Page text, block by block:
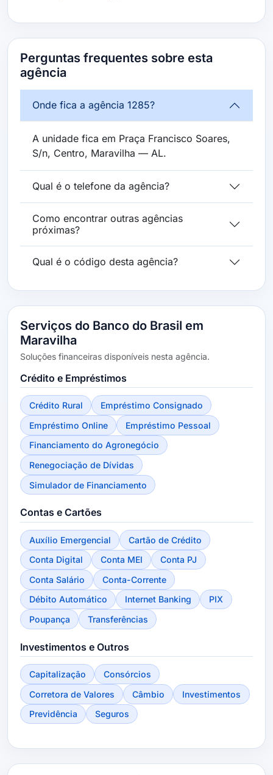
Perguntas frequentes sobre esta
agência
Onde fica a agência 1285?
A unidade fica em Praça Francisco Soares,
S/n, Centro, Maravilha — AL.
Qual é o telefone da agência?
Como encontrar outras agências
próximas?
Qual é o código desta agência?
Serviços do Banco do Brasil em
Maravilha
Soluções financeiras disponíveis nesta agência.
Crédito e Empréstimos
Crédito Rural
Empréstimo Consignado
Empréstimo Online
Empréstimo Pessoal
Financiamento do Agronegócio
Renegociação de Dívidas
Simulador de Financiamento
Contas e Cartões
Auxílio Emergencial
Cartão de Crédito
Conta Digital
Conta MEI
Conta PJ
Conta Salário
Conta-Corrente
Débito Automático
Internet Banking
PIX
Poupança
Transferências
Investimentos e Outros
Capitalização
Consórcios
Corretora de Valores
Câmbio
Investimentos
Previdência
Seguros